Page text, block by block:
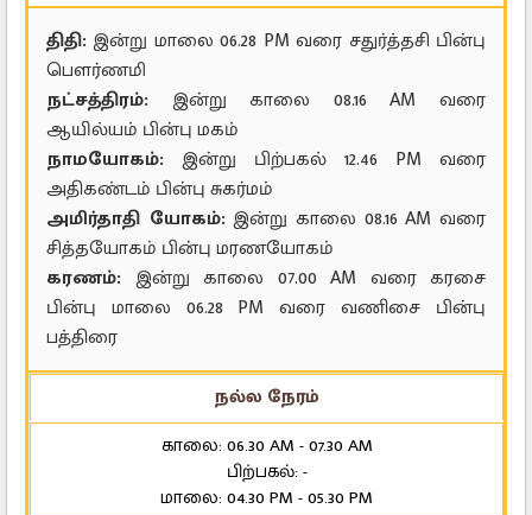
திதி: இன்று மாலை 06.28 PM வரை சதுர்த்தசி பின்பு
பௌர்ணமி
நட்சத்திரம்: இன்று காலை 08.16 AM வரை
ஆயில்யம் பின்பு மகம்
நாமயோகம்: இன்று பிற்பகல் 12.46 PM வரை
அதிகண்டம் பின்பு சுகர்மம்
அமிர்தாதி யோகம்: இன்று காலை 08.16 AM வரை
சித்தயோகம் பின்பு மரணயோகம்
கரணம்: இன்று காலை 07.00 AM வரை கரசை
பின்பு மாலை 06.28 PM வரை வணிசை பின்பு
பத்திரை
நல்ல நேரம்
காலை: 06.30 AM - 07.30 AM
பிற்பகல்: -
மாலை: 04.30 PM - 05.30 PM